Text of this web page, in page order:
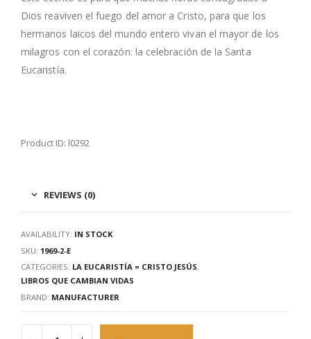
Dios reaviven el fuego del amor a Cristo, para que los
hermanos laicos del mundo entero vivan el mayor de los
milagros con el corazón: la celebración de la Santa
Eucaristía.
Product ID: l0292
REVIEWS (0)
AVAILABILITY: IN STOCK
SKU: 1969-2-E
CATEGORIES: LA EUCARISTÍA = CRISTO JESÚS,
LIBROS QUE CAMBIAN VIDAS
BRAND: MANUFACTURER